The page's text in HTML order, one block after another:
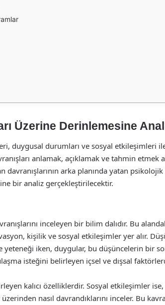
Üzerine Derinlemesine
duygusal durumları ve sosyal etkileşimleri
anlamak, açıklamak ve tahmin etmek
arka planında yatan
bir analiz gerçekleştirilecektir.
inceleyen bir bilim dalıdır. Bu
kişilik ve sosyal etkileşimler yer alır.
yeteneği iken, duygular, bu düşüncelerin bir
isteğini belirleyen içsel ve dışsal
kalıcı özelliklerdir. Sosyal etkileşimler
nasıl davrandıklarını inceler. Bu